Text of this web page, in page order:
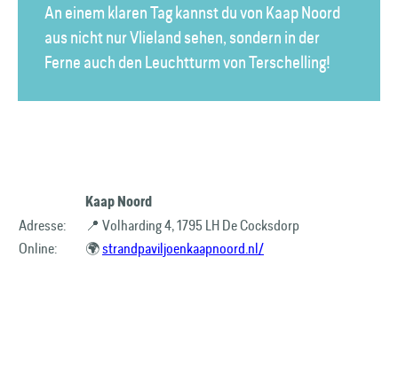
An einem klaren Tag kannst du von Kaap Noord
aus nicht nur Vlieland sehen, sondern in der
Ferne auch den Leuchtturm von Terschelling!
Kaap Noord
Adresse:
📍 Volharding 4, 1795 LH De Cocksdorp
Online:
🌍strandpaviljoenkaapnoord.nl/